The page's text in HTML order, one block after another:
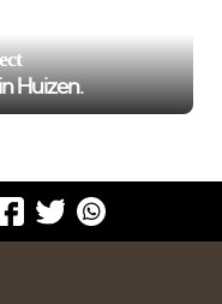
Huizen.